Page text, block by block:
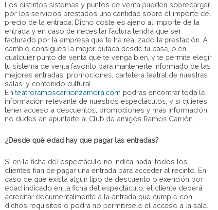
Los distintos sistemas y puntos de venta pueden sobrecargar
por los servicios prestados una cantidad sobre el importe del
precio de la entrada. Dicho coste es ajeno al importe de la
entrada y en caso de necesitar factura tendrá que ser
facturado por la empresa que te ha realizado la prestación. A
cambio consigues la mejor butaca desde tu casa, o en
cualquier punto de venta que te venga bien, y te permite elegir
tu sistema de venta favorito para mantenerte informado de las
mejores entradas, promociones, cartelera teatral de nuestras
salas, y contenido cultural.
En teatroramoscarrionzamora.com podrás encontrar toda la
información relevante de nuestros espectáculos, y si quieres
tener acceso a descuentos, promociones y más información
no dudes en apuntarte al Club de amigos Ramos Carrión.
¿Desde qué edad hay que pagar las entradas?
Si en la ficha del espectáculo no indica nada, todos los
clientes han de pagar una entrada para acceder al recinto. En
caso de que exista algún tipo de descuento o exención por
edad indicado en la ficha del espectáculo, el cliente deberá
acreditar documentalmente a la entrada que cumple con
dichos requisitos o podrá no permitírsele el acceso a la sala.